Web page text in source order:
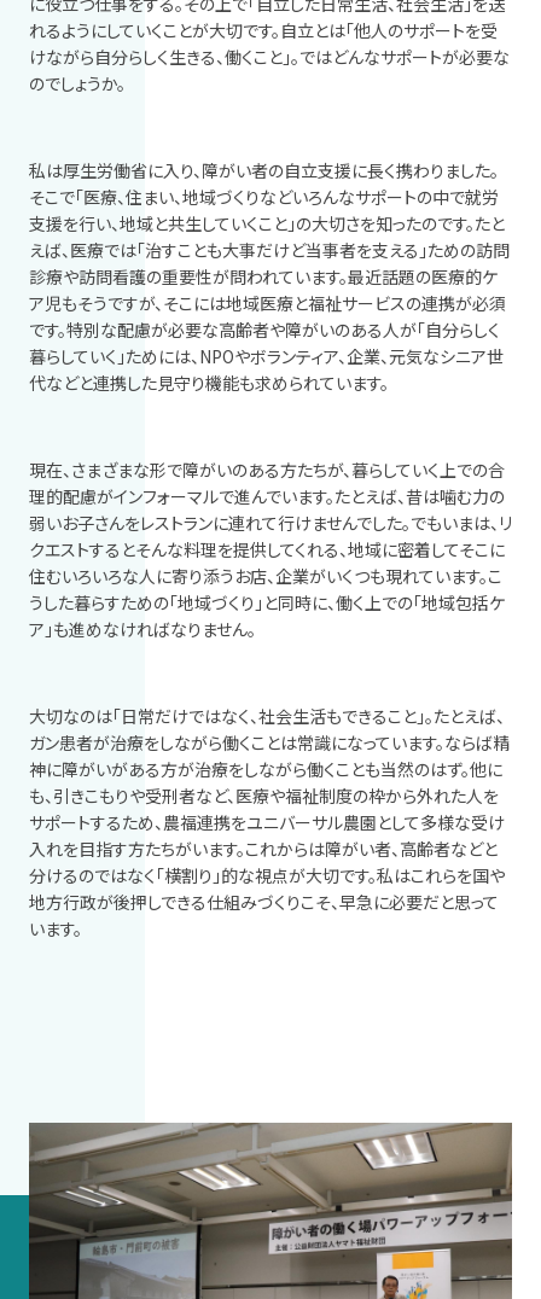
れるようにしていくことが大切です。自立とは「他人のサポートを受
けながら自分らしく生きる、働くこと」。ではどんなサポートが必要な
のでしょうか。
私は厚生労働省に入り、障がい者の自立支援に長く携わりました。
そこで「医療、住まい、地域づくりなどいろんなサポートの中で就労
支援を行い、地域と共生していくこと」の大切さを知ったのです。たと
えば、医療では「治すことも大事だけど当事者を支える」ための訪問
診療や訪問看護の重要性が問われています。最近話題の医療的ケ
ア児もそうですが、そこには地域医療と福祉サービスの連携が必須
です。特別な配慮が必要な高齢者や障がいのある人が「自分らしく
暮らしていく」ためには、NPOやボランティア、企業、元気なシニア世
代などと連携した見守り機能も求められています。
現在、さまざまな形で障がいのある方たちが、暮らしていく上での合
理的配慮がインフォーマルで進んでいます。たとえば、昔は噛む力の
弱いお子さんをレストランに連れて行けませんでした。でもいまは、リ
クエストするとそんな料理を提供してくれる、地域に密着してそこに
住むいろいろな人に寄り添うお店、企業がいくつも現れています。こ
うした暮らすための「地域づくり」と同時に、働く上での「地域包括ケ
ア」も進めなければなりません。
大切なのは「日常だけではなく、社会生活もできること」。たとえば、
ガン患者が治療をしながら働くことは常識になっています。ならば精
神に障がいがある方が治療をしながら働くことも当然のはず。他に
も、引きこもりや受刑者など、医療や福祉制度の枠から外れた人を
サポートするため、農福連携をユニバーサル農園として多様な受け
入れを目指す方たちがいます。これからは障がい者、高齢者などと
分けるのではなく「横割り」的な視点が大切です。私はこれらを国や
地方行政が後押しできる仕組みづくりこそ、早急に必要だと思って
います。